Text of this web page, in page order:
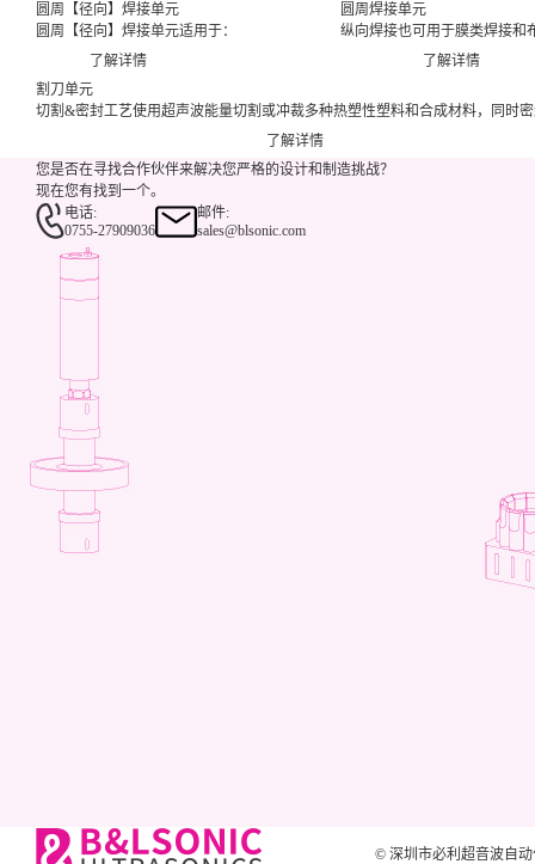
圆周【径向】焊接单元
圆周【径向】焊接单元适用于：
了解详情
圆周焊接单元
纵向焊接也可用于膜类焊接和
了解详情
割刀单元
切割&密封工艺使用超声波能量切割或冲裁多种热塑性塑料和合成材料，同时
了解详情
您是否在寻找合作伙伴来解决您严格的设计和制造挑战？
现在您有找到一个。
电话:
0755-27909036
邮件:
sales@blsonic.com
© 深圳市必利超音波自